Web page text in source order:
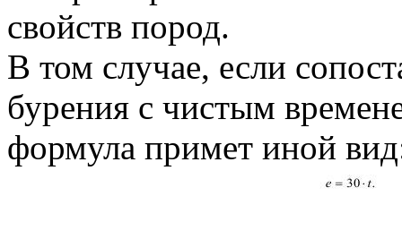
свойств пород.
В том случае, если
бурения с чистым
формула примет иной